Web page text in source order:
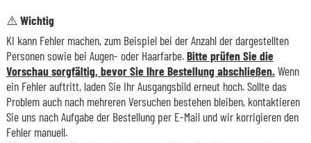
⚠️ Wichtig
KI kann Fehler machen, zum Beispiel bei der Anzahl der dargestellten
Personen sowie bei Augen- oder Haarfarbe.Bitte prüfen Sie die
Vorschau sorgfältig, bevor Sie Ihre Bestellung abschließen.Wenn
ein Fehler auftritt, laden Sie Ihr Ausgangsbild erneut hoch. Sollte das
Problem auch nach mehreren Versuchen bestehen bleiben, kontaktieren
Sie uns nach Aufgabe der Bestellung per E-Mail und wir korrigieren den
Fehler manuell.